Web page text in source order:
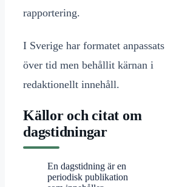
rapportering.
I Sverige har formatet anpassats
över tid men behållit kärnan i
redaktionellt innehåll.
Källor och citat om
dagstidningar
En dagstidning är en
periodisk publikation